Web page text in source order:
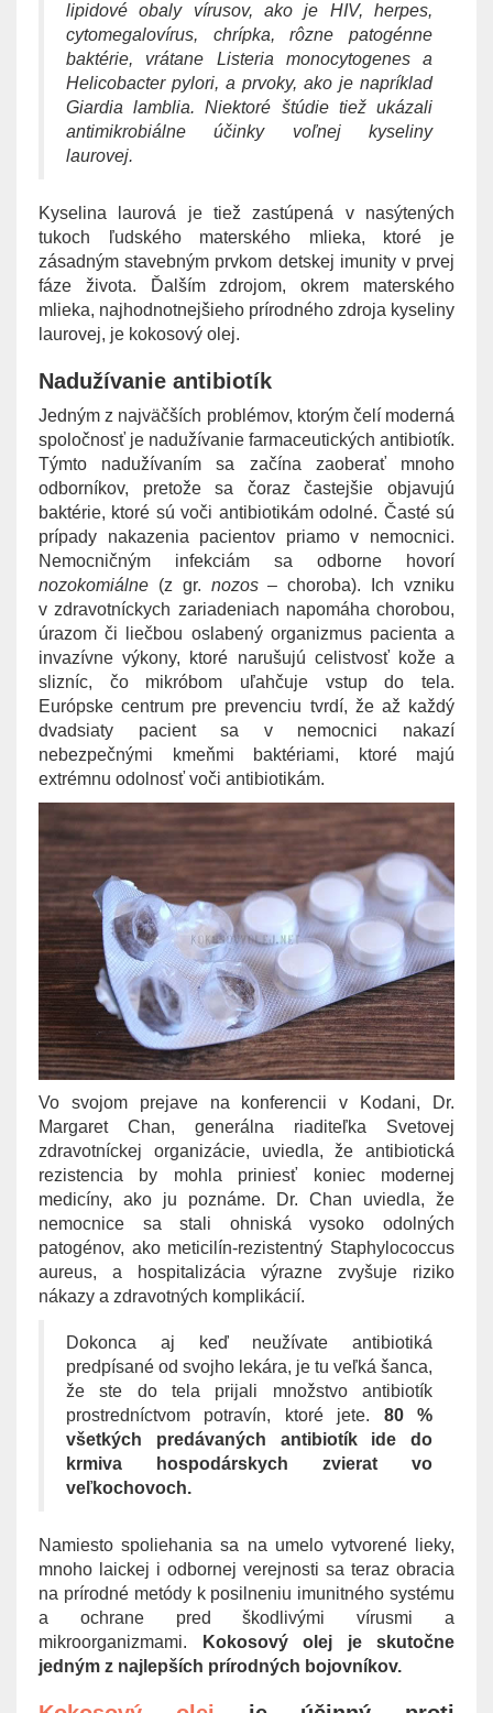
lipidové obaly vírusov, ako je HIV, herpes,
cytomegalovírus, chrípka, rôzne patogénne
baktérie, vrátane Listeria monocytogenes a
Helicobacter pylori, a prvoky, ako je napríklad
Giardia lamblia. Niektoré štúdie tiež ukázali
antimikrobiálne účinky voľnej kyseliny
laurovej.
Kyselina laurová je tiež zastúpená v nasýtených
tukoch ľudského materského mlieka, ktoré je
zásadným stavebným prvkom detskej imunity v prvej
fáze života. Ďalším zdrojom, okrem materského
mlieka, najhodnotnejšieho prírodného zdroja kyseliny
laurovej, je kokosový olej.
Nadužívanie antibiotík
Jedným z najväčších problémov, ktorým čelí moderná
spoločnosť je nadužívanie farmaceutických antibiotík.
Týmto nadužívaním sa začína zaoberať mnoho
odborníkov, pretože sa čoraz častejšie objavujú
baktérie, ktoré sú voči antibiotikám odolné. Časté sú
prípady nakazenia pacientov priamo v nemocnici.
Nemocničným infekciám sa odborne hovorí
nozokomiálne (z gr. nozos– choroba). Ich vzniku
v zdravotníckych zariadeniach napomáha chorobou,
úrazom či liečbou oslabený organizmus pacienta a
invazívne výkony, ktoré narušujú celistvosť kože a
slizníc, čo mikróbom uľahčuje vstup do tela.
Európske centrum pre prevenciu tvrdí, že až každý
dvadsiaty pacient sa v nemocnici nakazí
nebezpečnými kmeňmi baktériami, ktoré majú
extrémnu odolnosť voči antibiotikám.
Vo svojom prejave na konferencii v Kodani, Dr.
Margaret Chan, generálna riaditeľka Svetovej
zdravotníckej organizácie, uviedla, že antibiotická
rezistencia by mohla priniesť koniec modernej
medicíny, ako ju poznáme. Dr. Chan uviedla, že
nemocnice sa stali ohniská vysoko odolných
patogénov, ako meticilín-rezistentný Staphylococcus
aureus, a hospitalizácia výrazne zvyšuje riziko
nákazy a zdravotných komplikácií.
Dokonca aj keď neužívate antibiotiká
predpísané od svojho lekára, je tu veľká šanca,
že ste do tela prijali množstvo antibiotík
prostredníctvom potravín, ktoré jete. 80 %
všetkých predávaných antibiotík ide do
krmiva hospodárskych zvierat vo
veľkochovoch.
Namiesto spoliehania sa na umelo vytvorené lieky,
mnoho laickej i odbornej verejnosti sa teraz obracia
na prírodné metódy k posilneniu imunitného systému
a ochrane pred škodlivými vírusmi a
mikroorganizmami.
Kokosový olej je skutočne
jedným z najlepších prírodných bojovníkov.